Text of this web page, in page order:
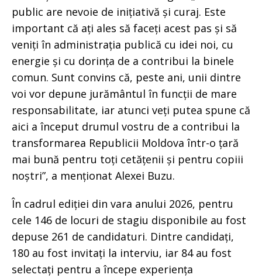
public are nevoie de inițiativă și curaj. Este
important că ați ales să faceți acest pas și să
veniți în administrația publică cu idei noi, cu
energie și cu dorința de a contribui la binele
comun. Sunt convins că, peste ani, unii dintre
voi vor depune jurământul în funcții de mare
responsabilitate, iar atunci veți putea spune că
aici a început drumul vostru de a contribui la
transformarea Republicii Moldova într-o țară
mai bună pentru toți cetățenii și pentru copiii
noștri”, a menționat Alexei Buzu.
În cadrul ediției din vara anului 2026, pentru
cele 146 de locuri de stagiu disponibile au fost
depuse 261 de candidaturi. Dintre candidați,
180 au fost invitați la interviu, iar 84 au fost
selectați pentru a începe experiența